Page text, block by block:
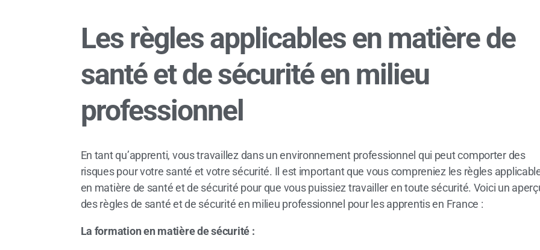
Les règles applicables en matière de
santé et de sécurité en milieu
professionnel
En tant qu’apprenti, vous travaillez dans un environnement professionnel qui peut comporter des
risques pour votre santé et votre sécurité. Il est important que vous compreniez les règles
en matière de santé et de sécurité pour que vous puissiez travailler en toute sécurité. Voici un
des règles de santé et de sécurité en milieu professionnel pour les apprentis en France :
La formation en matière de sécurité :